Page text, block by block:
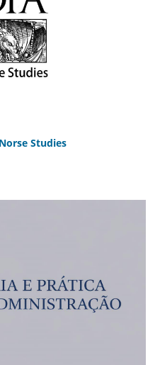
Studies